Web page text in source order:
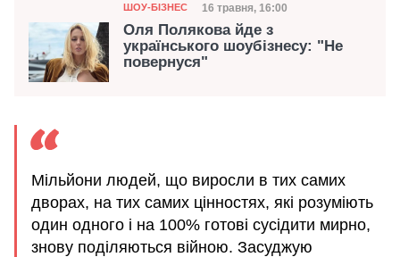
Категорія
ШОУ-БІЗНЕС Дата публікації
16 травня, 16:00
Оля Полякова йде з
українського шоубізнесу: "Не
повернуся"
Мільйони людей, що виросли в тих самих
дворах, на тих самих цінностях, які розуміють
один одного і на 100% готові сусідити мирно,
знову поділяються війною. Засуджую